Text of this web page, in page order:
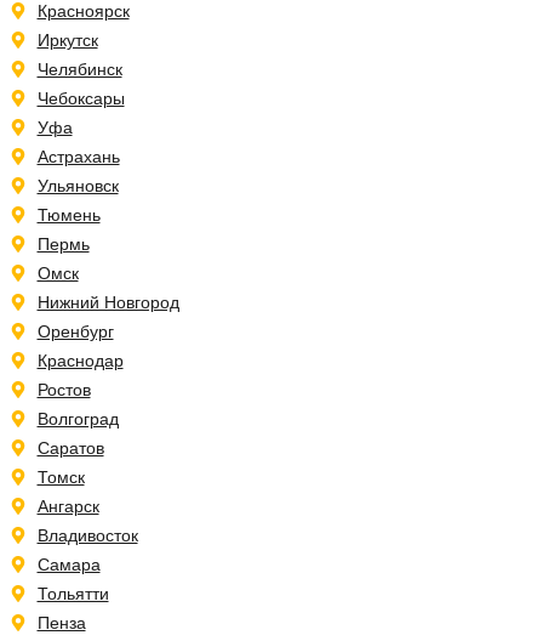
Красноярск
Иркутск
Челябинск
Чебоксары
Уфа
Астрахань
Ульяновск
Тюмень
Пермь
Омск
Нижний Новгород
Оренбург
Краснодар
Ростов
Волгоград
Саратов
Томск
Ангарск
Владивосток
Самара
Тольятти
Пенза